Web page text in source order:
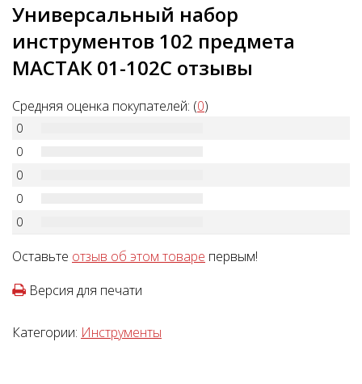
Универсальный набор
инструментов 102 предмета
МАСТАК 01-102C отзывы
Средняя оценка покупателей: (0)
0
0
0
0
0
Оставьте отзыв об этом товаре первым!
Версия для печати
Категории: Инструменты